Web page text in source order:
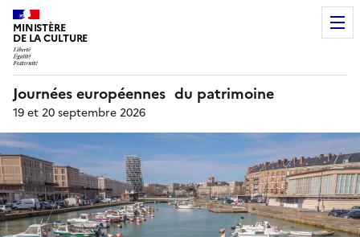
MINISTÈRE
DE LA CULTURE
Journées européennes du patrimoine
19 et 20 septembre 2026